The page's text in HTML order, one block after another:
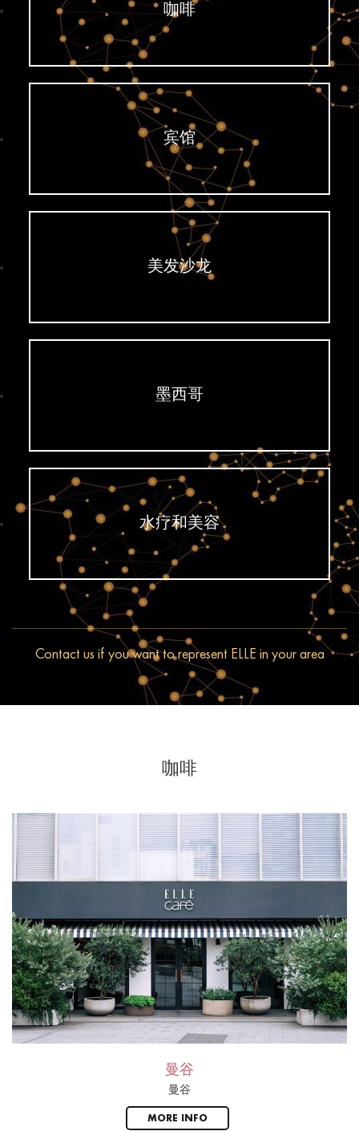
咖啡
宾馆
美发沙龙
墨西哥
水疗和美容
Contact us if you want to represent ELLE in your area
咖啡
曼谷
曼谷
MORE INFO